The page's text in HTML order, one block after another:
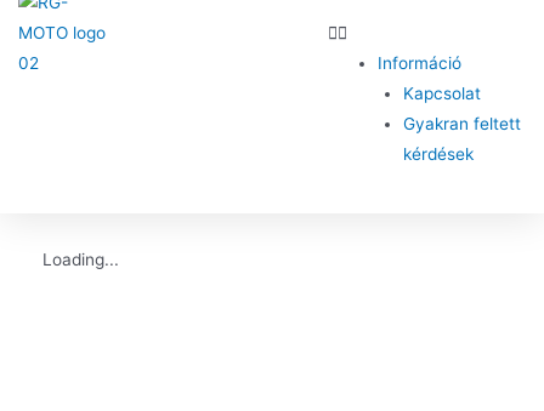
Információ
Kapcsolat
Gyakran feltett
kérdések
Loading...